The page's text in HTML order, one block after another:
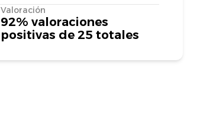
Valoración
92% valoraciones
positivas de 25 totales